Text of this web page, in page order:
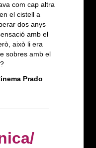
com cap altra
el cistell a
dos anys
amb el
això li era
sobres amb el
Prado